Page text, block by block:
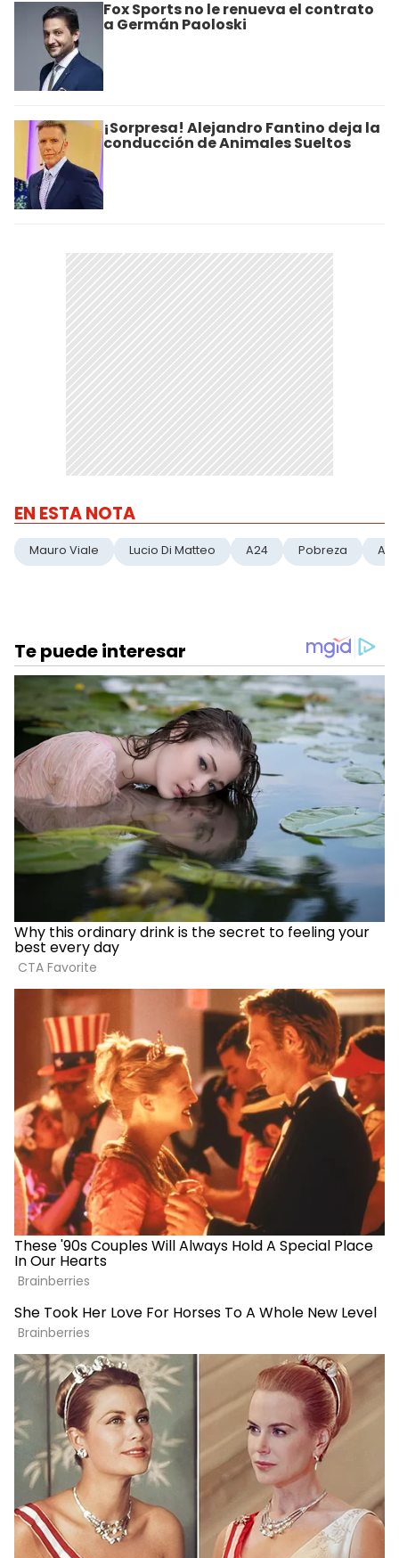
Fox Sports no le renueva el contrato
a Germán Paoloski
¡Sorpresa! Alejandro Fantino deja la
conducción de Animales Sueltos
EN ESTA NOTA
Mauro Viale Lucio Di Matteo A24 Pobreza